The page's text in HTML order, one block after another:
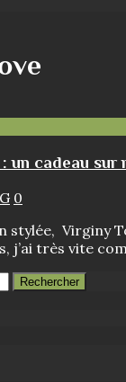
un cadeau
0
stylée, Virginy
j’ai très vite